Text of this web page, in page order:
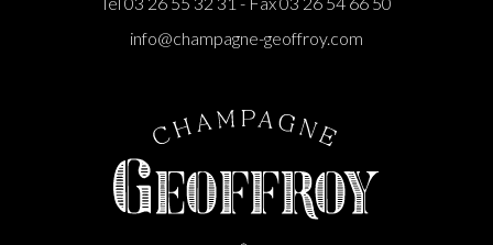
info@champagne-geoffroy.com